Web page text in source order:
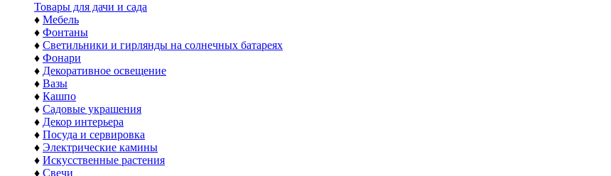
Товары для дачи и сада
♦ Мебель
♦ Фонтаны
♦ Светильники и гирлянды на солнечных батареях
♦ Фонари
♦ Декоративное освещение
♦ Вазы
♦ Кашпо
♦ Садовые украшения
♦ Декор интерьера
♦ Посуда и сервировка
♦ Электрические камины
♦ Искусственные растения
♦ Свечи